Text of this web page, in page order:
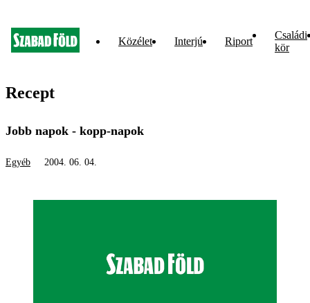
Közélet Interjú Riport
Családi
kör
Recept
Jobb napok - kopp-napok
Egyéb 2004. 06. 04.